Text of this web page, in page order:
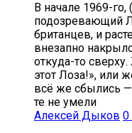
В начале 1969-го,
подозревающий
британцев, и
внезапно
откуда-то
этот Лоза!», или
всё же сбылись —
те не умели
Алексей Дыков 0